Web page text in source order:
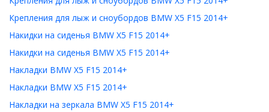
Крепления для лыж и сноубордов BMW X5 F15 2014+
Накидки на сиденья BMW X5 F15 2014+
Накидки на сиденья BMW X5 F15 2014+
Накладки BMW X5 F15 2014+
Накладки BMW X5 F15 2014+
Накладки на зеркала BMW X5 F15 2014+